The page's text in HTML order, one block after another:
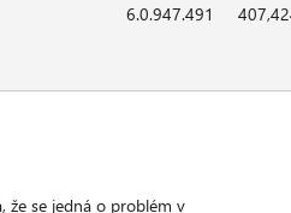
6.0.947.491
že se jedná o problém v